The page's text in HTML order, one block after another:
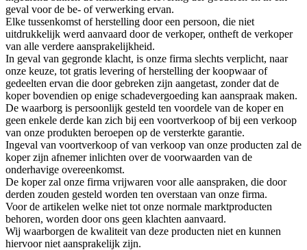
geval voor de be- of verwerking ervan.
Elke tussenkomst of herstelling door een persoon, die niet
uitdrukkelijk werd aanvaard door de verkoper, ontheft de verkoper
van alle verdere aansprakelijkheid.
In geval van gegronde klacht, is onze firma slechts verplicht, naar
onze keuze, tot gratis levering of herstelling der koopwaar of
gedeelten ervan die door gebreken zijn aangetast, zonder dat de
koper bovendien op enige schadevergoeding kan aanspraak maken.
De waarborg is persoonlijk gesteld ten voordele van de koper en
geen enkele derde kan zich bij een voortverkoop of bij een verkoop
van onze produkten beroepen op de versterkte garantie.
Ingeval van voortverkoop of van verkoop van onze producten zal de
koper zijn afnemer inlichten over de voorwaarden van de
onderhavige overeenkomst.
De koper zal onze firma vrijwaren voor alle aanspraken, die door
derden zouden gesteld worden ten overstaan van onze firma.
Voor de artikelen welke niet tot onze normale marktproducten
behoren, worden door ons geen klachten aanvaard.
Wij waarborgen de kwaliteit van deze producten niet en kunnen
hiervoor niet aansprakelijk zijn.